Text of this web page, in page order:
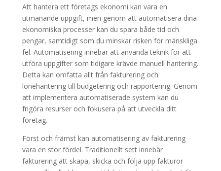
Att hantera ett företags ekonomi kan vara en
utmanande uppgift, men genom att automatisera dina
ekonomiska processer kan du spara både tid och
pengar, samtidigt som du minskar risken för mänskliga
fel. Automatisering innebär att använda teknik för att
utföra uppgifter som tidigare krävde manuell hantering.
Detta kan omfatta allt från fakturering och
lönehantering till budgetering och rapportering. Genom
att implementera automatiserade system kan du
frigöra resurser och fokusera på att utveckla ditt
företag.
Först och främst kan automatisering av fakturering
vara en stor fördel. Traditionellt sett innebär
fakturering att skapa, skicka och följa upp fakturor